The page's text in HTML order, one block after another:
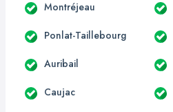
Montréjeau
Ponlat-Taillebourg
Auribail
Caujac